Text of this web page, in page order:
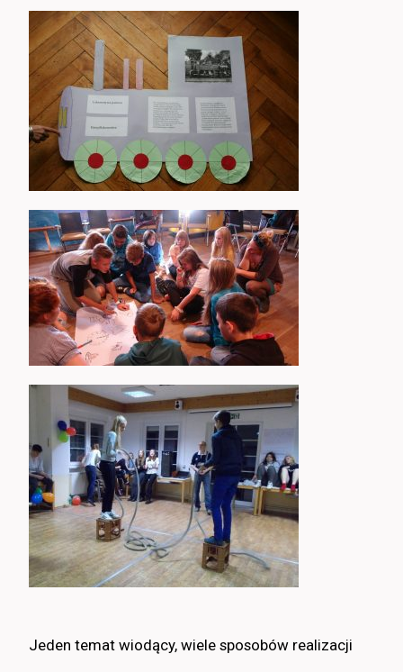
Jeden temat wiodący, wiele sposobów realizacji